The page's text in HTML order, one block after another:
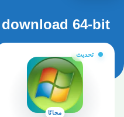
64-bit
تحديث
مجانًا